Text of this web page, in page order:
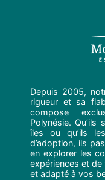
Depuis 2005,
rigueur et sa
compose
Polynésie.
îles ou qu’ils
d’adoption, ils
en explorer les
expériences et
et adapté à vos